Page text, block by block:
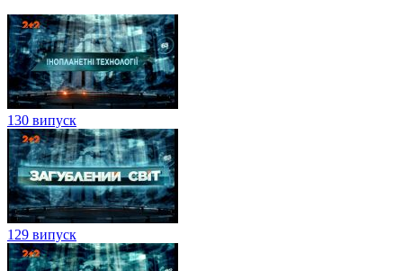
130 випуск
129 випуск